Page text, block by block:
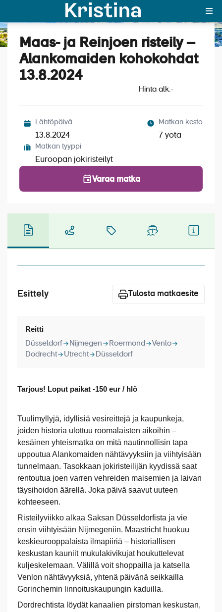
MAJAKKA-portaali
Suosikit
OTA YHTEYTTÄ
Kohteet
Laivat
Hyvä tietää
Katso kuvat (7)
Maas- ja Reinjoen risteily –
Alankomaiden kohokohdat
13.8.2024
Hinta alk.-
Lähtöpäivä
13.8.2024
Matkan kesto
7 yötä
Matkan tyyppi
Euroopan jokiristeilyt
Varaa matka
Esittely Tulosta matkaesite
Reitti
Düsseldorf Nijmegen Roermond
Venlo
Dodrecht
Utrecht Düsseldorf
Tarjous! Loput paikat -150 eur / hlö
Tuulimyllyjä, idyllisiä vesireittejä ja kaupunkeja,
joiden historia ulottuu roomalaisten aikoihin –
kesäinen yhteismatka on mitä nautinnollisin tapa
uppoutua Alankomaiden nähtävyyksiin ja viihtyisään
tunnelmaan. Tasokkaan jokiristeilijän kyydissä saat
rentoutua joen varren vehreiden maisemien ja laivan
täysihoidon äärellä. Joka päivä saavut uuteen
kohteeseen.
Risteilyviikko alkaa Saksan Düsseldorfista ja vie
ensin viihtyisään Nijmegeniin. Maastricht huokuu
keskieurooppalaista ilmapiiriä – historiallisen
keskustan kauniit mukulakivikujat houkuttelevat
kuljeskelemaan. Välillä voit shoppailla ja katsella
Venlon nähtävyyksiä, yhtenä päivänä seikkailla
Gorinchemin linnoituskaupungin kaduilla.
Dordrechtista löydät kanaalien pirstoman keskustan,